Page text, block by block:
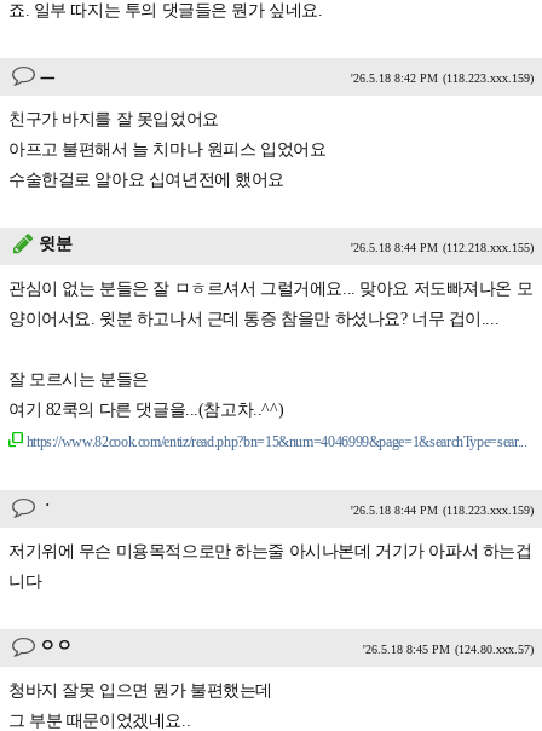
죠. 일부 따지는 투의 댓글들은 뭔가 싶네요.
ㅡ '26.5.18 8:42 PM (118.223.xxx.159)
친구가 바지를 잘 못입었어요
아프고 불편해서 늘 치마나 원피스 입었어요
수술한걸로 알아요 십여년전에 했어요
윗분 '26.5.18 8:44 PM (112.218.xxx.155)
관심이 없는 분들은 잘 ㅁㅎ르셔서 그럴거에요... 맞아요 저도빠져나온 모
양이어서요. 윗분 하고나서 근데 통증 참을만 하셨나요? 너무 겁이....
잘 모르시는 분들은
여기 82쿡의 다른 댓글을...(참고차..^^)
https://www.82cook.com/entiz/read.php?bn=15&num=4046999&page=1&searchType=sear...
ㆍ '26.5.18 8:44 PM (118.223.xxx.159)
저기위에 무슨 미용목적으로만 하는줄 아시나본데 거기가 아파서 하는겁
니다
ㅇㅇ '26.5.18 8:45 PM (124.80.xxx.57)
청바지 잘못 입으면 뭔가 불편했는데
그 부분 때문이었겠네요..